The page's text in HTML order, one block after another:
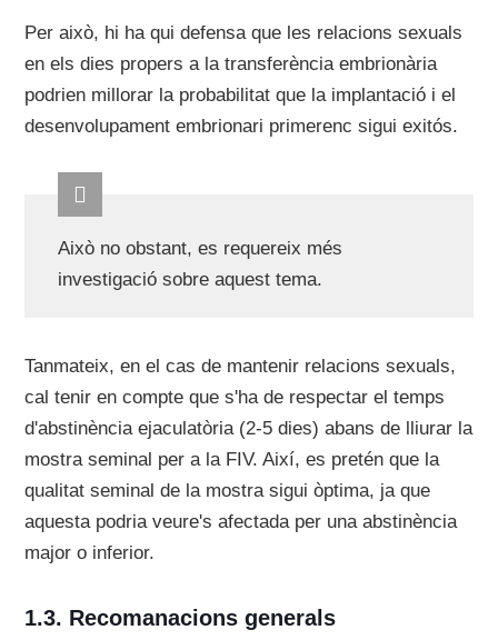
Per això, hi ha qui defensa que les relacions sexuals
en els dies propers a la transferència embrionària
podrien millorar la probabilitat que la implantació i el
desenvolupament embrionari primerenc sigui exitós.
Això no obstant, es requereix més
investigació sobre aquest tema.
Tanmateix, en el cas de mantenir relacions sexuals,
cal tenir en compte que s'ha de respectar el temps
d'abstinència ejaculatòria (2-5 dies) abans de lliurar la
mostra seminal per a la FIV. Així, es pretén que la
qualitat seminal de la mostra sigui òptima, ja que
aquesta podria veure's afectada per una abstinència
major o inferior.
Recomanacions generals